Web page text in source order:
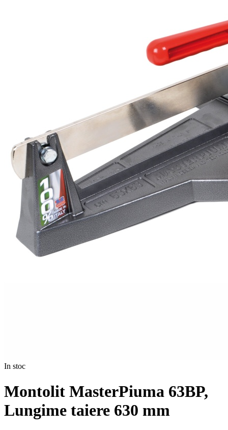
In stoc
Montolit MasterPiuma 63BP,
Lungime taiere 630 mm